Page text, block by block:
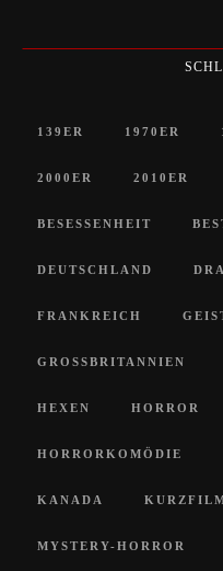
139ER 1970ER
2000ER 2010ER
BESESSENHEIT
DEUTSCHLAND
FRANKREICH
GROSSBRITANNIEN
HEXEN HORROR
HORRORKOMÖDIE
KANADA
MYSTERY-HORROR